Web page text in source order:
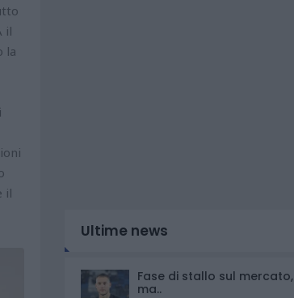
il
la
il
Ultime news
Fase di stallo sul mercato,
ma..